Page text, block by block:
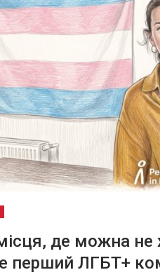
де можна не
перший ЛГБТ+